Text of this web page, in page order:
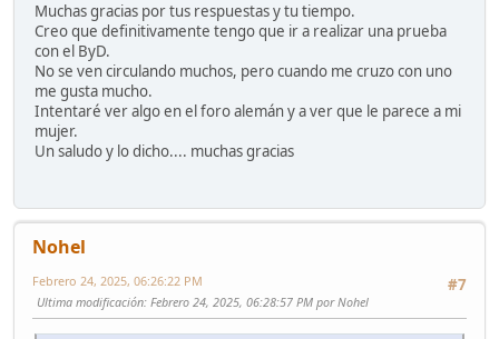
Muchas gracias por tus respuestas y tu tiempo.
Creo que definitivamente tengo que ir a realizar una prueba
con el ByD.
No se ven circulando muchos, pero cuando me cruzo con uno
me gusta mucho.
Intentaré ver algo en el foro alemán y a ver que le parece a mi
mujer.
Un saludo y lo dicho.... muchas gracias
Nohel
#7
Febrero 24, 2025, 06:26:22 PM
Ultima modificación: Febrero 24, 2025, 06:28:57 PM por Nohel